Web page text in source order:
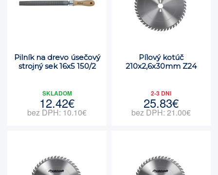
Pilník na drevo úsečový
strojný sek 16x5 150/2
SKLADOM
12.42€
bez DPH: 10.10€
Pílový kotúč
210x2,6x30mm Z24
2-3 DNI
25.83€
bez DPH: 21.00€